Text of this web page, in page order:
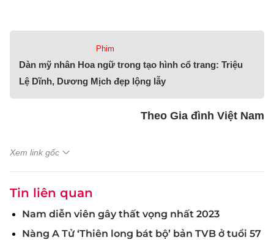
Phim
Dàn mỹ nhân Hoa ngữ trong tạo hình cổ trang: Triệu
Lệ Dĩnh, Dương Mịch đẹp lộng lẫy
Theo Gia đình Việt Nam
Xem link gốc
Tin liên quan
Nam diễn viên gây thất vọng nhất 2023
Nàng A Tử ‘Thiên long bát bộ’ bản TVB ở tuổi 57